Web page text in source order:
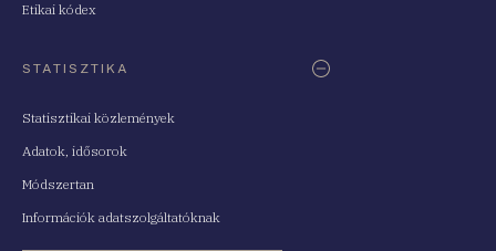
Etikai kódex
STATISZTIKA
Statisztikai közlemények
Adatok, idősorok
Módszertan
Információk adatszolgáltatóknak